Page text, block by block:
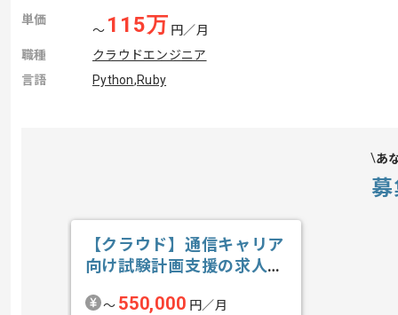
単価
〜 115万 円／月
職種
クラウドエンジニア
言語
Python,Ruby
あ
【クラウド】通信キャリア
向け試験計画支援の求人・
〜 550,000 円／月